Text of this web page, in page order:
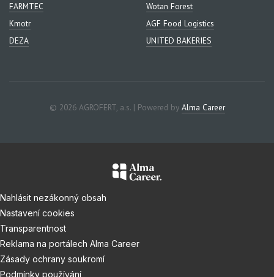
FARMTEC
Wotan Forest
Kmotr
AGF Food Logistics
DEZA
UNITED BAKERIES
© 2026 AGROFERT, a.s. | Powered by Alma Career
Nahlásit nezákonný obsah
Nastavení cookies
Transparentnost
Reklama na portálech Alma Career
Zásady ochrany soukromí
Podmínky používání